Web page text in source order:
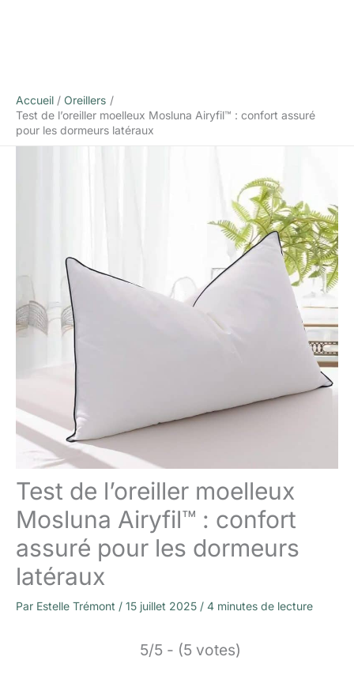
Accueil
Oreillers
Test de l’oreiller moelleux Mosluna Airyfil™ : confort assuré
pour les dormeurs latéraux
Test de l’oreiller moelleux
Mosluna Airyfil™ : confort
assuré pour les dormeurs
latéraux
Par Estelle Trémont / 15 juillet 2025 / 4 minutes de lecture
5/5 - (5 votes)